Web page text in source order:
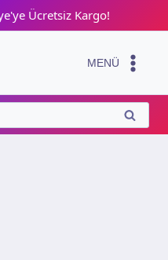
Ücretsiz Kargo!
MENÜ
ARA